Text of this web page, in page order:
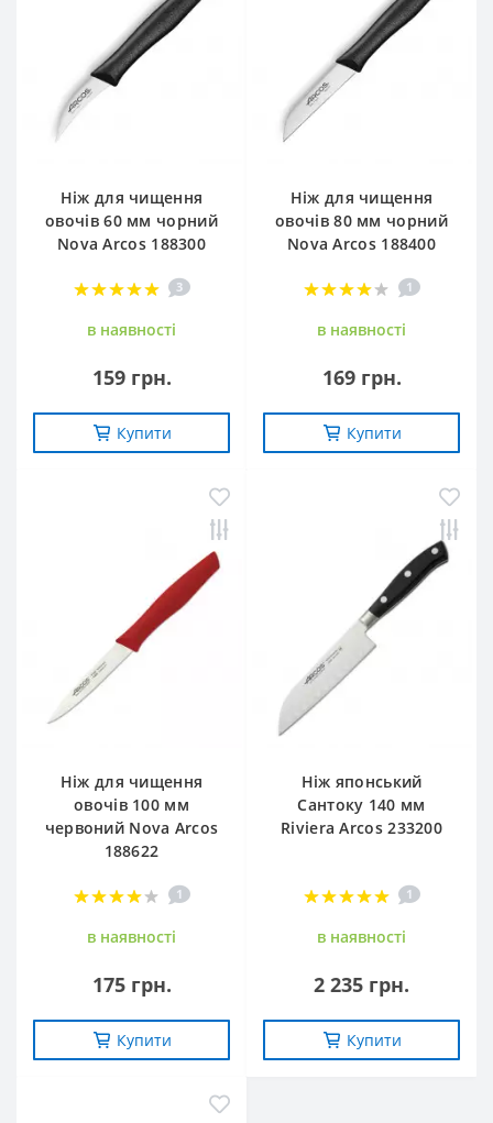
Ніж для чищення
овочів 60 мм чорний
Nova Arcos 188300
3
в наявностi
159 грн.
Купити
Ніж для чищення
овочів 80 мм чорний
Nova Arcos 188400
1
в наявностi
169 грн.
Купити
Ніж для чищення
овочів 100 мм
червоний Nova Arcos
188622
1
в наявностi
175 грн.
Купити
Ніж японський
Сантоку 140 мм
Riviera Arcos 233200
1
в наявностi
2 235 грн.
Купити